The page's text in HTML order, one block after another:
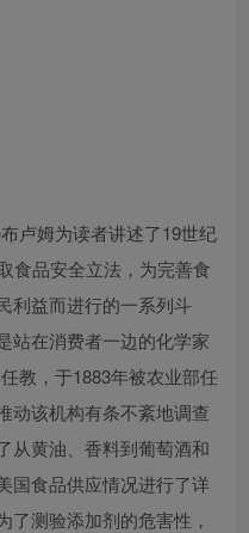
卢姆为读者讲述了19世纪
食品安全立法，为完善食
利益而进行的一系列斗
站在消费者一边的化学家
教，于1883年被农业部任
动该机构有条不紊地调查
从黄油、香料到葡萄酒和
国食品供应情况进行了详
了测验添加剂的危害性，